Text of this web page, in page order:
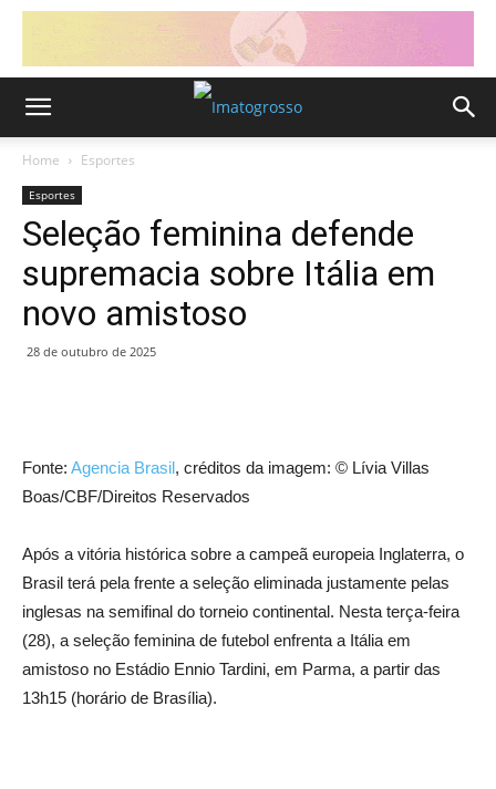
Home Esportes
Esportes
Seleção feminina defende
supremacia sobre Itália em
novo amistoso
28 de outubro de 2025
Fonte: Agencia Brasil, créditos da imagem: © Lívia Villas
Boas/CBF/Direitos Reservados
Após a vitória histórica sobre a campeã europeia Inglaterra, o
Brasil terá pela frente a seleção eliminada justamente pelas
inglesas na semifinal do torneio continental. Nesta terça-feira
(28), a seleção feminina de futebol enfrenta a Itália em
amistoso no Estádio Ennio Tardini, em Parma, a partir das
13h15 (horário de Brasília).